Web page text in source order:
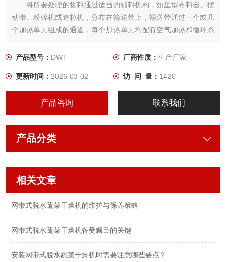
将所要处理的物料通过适当的辅料机构，如星型布料器、摆
动带、粉碎机或造粒机，分布在输送带上，输送带通过一个或几
个加热单元组成的通道，每个加热单元均配有空气加热和循环系
气从上往下或从下往上通过输送带上的物料等多种结构，从而使
产品型号： DWT 厂商性质： 生产厂家
更新时间：2026-03-02 访 问 量： 1420
产品咨询 联系我们
产品分类
相关文章
网带式脱水蔬菜干燥机的维护与保养策略
网带式脱水蔬菜干燥机备受瞩目的关键
安装网带式脱水蔬菜干燥机时需要注意哪些要点？